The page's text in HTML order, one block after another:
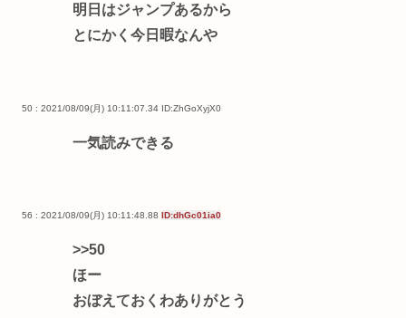
明日はジャンプあるから
とにかく今日暇なんや
50 : 2021/08/09(月) 10:11:07.34 ID:ZhGoXyjX0
一気読みできる
56 : 2021/08/09(月) 10:11:48.88 ID:dhGc01ia0
>>50
ほー
おぼえておくわありがとう